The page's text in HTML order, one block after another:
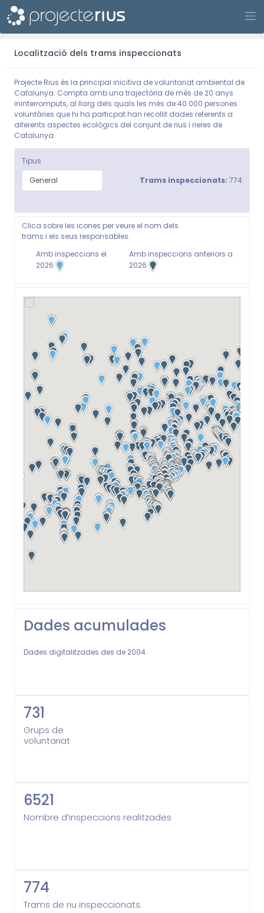
Sign up
Localització dels trams inspeccionats
Projecte Rius és la principal inicitiva de voluntariat ambiental de
Catalunya. Compta amb una trajectòria de més de 20 anys
ininterromputs, al llarg dels quals les més de 40.000 persones
voluntàries que hi ha particpat han recollit dades referents a
diferents aspectes ecològics del conjunt de rius i rieres de
Catalunya.
Tipus
Trams inspeccionats: 774
Clica sobre les icones per veure el nom dels
trams i els seus responsables.
Amb inspeccions el
2026
Amb inspeccions anteriors a
2026
Dades acumulades
Dades digitalitzades des de 2004
731
Grups de
voluntariat
6521
Nombre d’inspeccions realitzades
774
Trams de riu inspeccionats.